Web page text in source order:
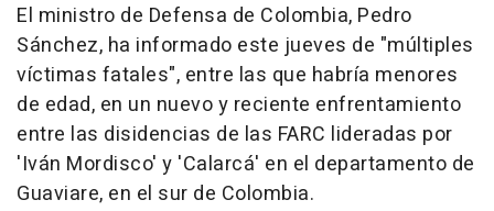
El ministro de Defensa de Colombia, Pedro
Sánchez, ha informado este jueves de "múltiples
víctimas fatales", entre las que habría menores
de edad, en un nuevo y reciente enfrentamiento
entre las disidencias de las FARC lideradas por
'Iván Mordisco' y 'Calarcá' en el departamento de
Guaviare, en el sur de Colombia.